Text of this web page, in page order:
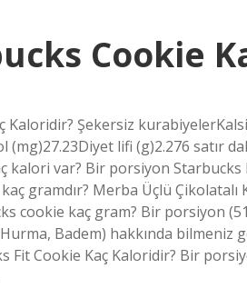
Cookie
Kaloridir? Şekersiz
(mg)27.23Diyet lifi (g)2.276 satır
kalori var? Bir porsiyon
gramdır? Merba Üçlü
cookie kaç gram? Bir porsiyon
Hurma, Badem) hakkında
Fit Cookie Kaç Kaloridir? Bir